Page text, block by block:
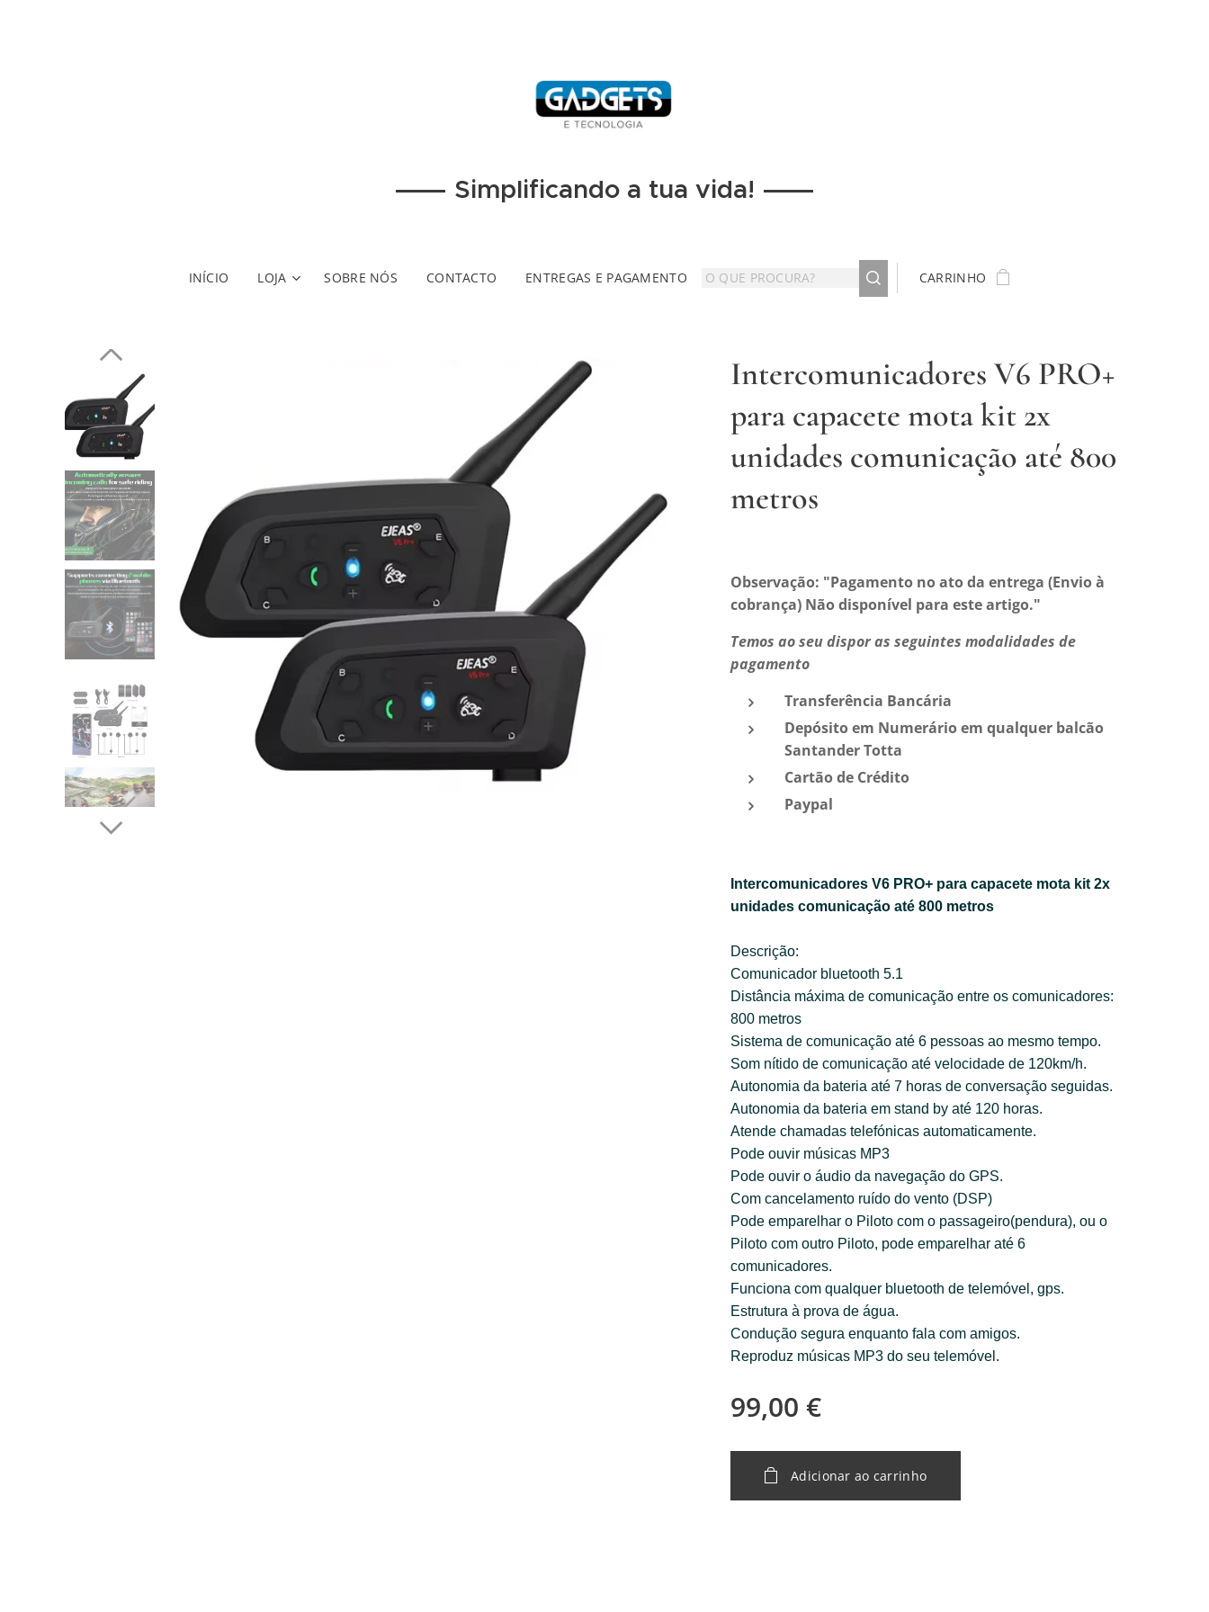
Simplificando a tua vida!
INÍCIO LOJA SOBRE NÓS CONTACTO ENTREGAS E PAGAMENTO CARRINHO
Intercomunicadores V6 PRO+
para capacete mota kit 2x
unidades comunicação até 800
metros
Observação: "Pagamento no ato da entrega (Envio à
cobrança) Não disponível para este artigo."
Temos ao seu dispor as seguintes modalidades de
pagamento
Transferência Bancária
Depósito em Numerário em qualquer balcão
Santander Totta
Cartão de Crédito
Paypal
Intercomunicadores V6 PRO+ para capacete mota kit 2x
unidades comunicação até 800 metros
Descrição:
Comunicador bluetooth 5.1
Distância máxima de comunicação entre os comunicadores:
800 metros
Sistema de comunicação até 6 pessoas ao mesmo tempo.
Som nítido de comunicação até velocidade de 120km/h.
Autonomia da bateria até 7 horas de conversação seguidas.
Autonomia da bateria em stand by até 120 horas.
Atende chamadas telefónicas automaticamente.
Pode ouvir músicas MP3
Pode ouvir o áudio da navegação do GPS.
Com cancelamento ruído do vento (DSP)
Pode emparelhar o Piloto com o passageiro(pendura), ou o
Piloto com outro Piloto, pode emparelhar até 6
comunicadores.
Funciona com qualquer bluetooth de telemóvel, gps.
Estrutura à prova de água.
Condução segura enquanto fala com amigos.
Reproduz músicas MP3 do seu telemóvel.
99,00 €
Adicionar ao carrinho